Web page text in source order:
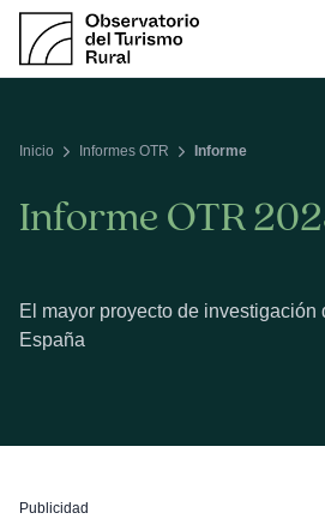
Saltar
contenido
Inicio Informes OTR Informe
Informe OTR
El mayor proyecto de investigación
España
Publicidad